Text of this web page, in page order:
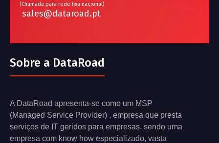
(Chamada para rede fixa nacional)
sales@dataroad.pt
Sobre a DataRoad
A DataRoad apresenta-se como um MSP
(Managed Service Provider) , empresa que presta
serviços de IT geridos para empresas, sendo uma
empresa com know how especializado, vasta